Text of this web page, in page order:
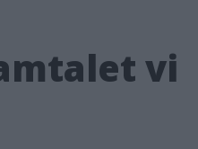
vi